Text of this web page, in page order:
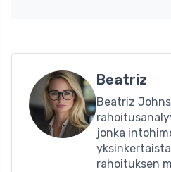
Beatriz
Beatriz
jonka
rahoituksen